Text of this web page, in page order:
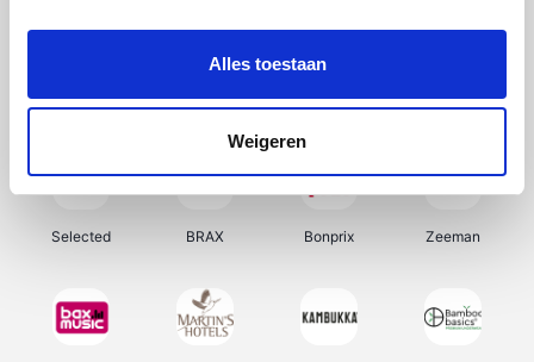
Alles toestaan
Weigeren
Samsung My Jewellery Delonghi Tennis Point
Selected BRAX Bonprix Zeeman